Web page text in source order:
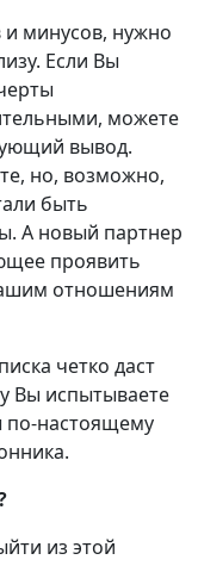
и минусов, нужно
Если Вы
можете
вывод.
но, возможно,
быть
А новый партнер
проявить
отношениям
четко даст
Вы испытываете
по-настоящему
из этой